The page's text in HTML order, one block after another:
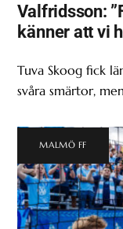
Valfridsson:
känner att vi
Tuva Skoog fick
svåra smärtor,
MALMÖ FF